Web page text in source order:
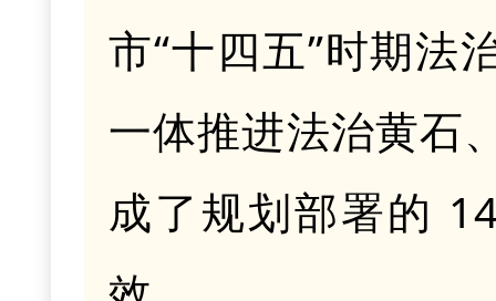
市“十四五”时期法
一体推进法治黄石
成了规划部署的